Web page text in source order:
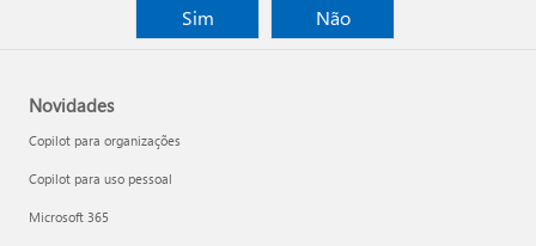
Sim
Não
Novidades
Copilot para organizações
Copilot para uso pessoal
Microsoft 365